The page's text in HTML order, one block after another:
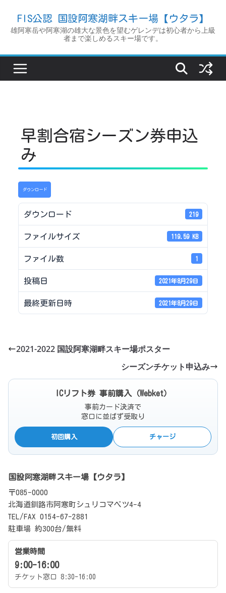
FIS公認 国設阿寒湖畔スキー場【ウタラ】
雄阿寒岳や阿寒湖の雄大な景色を望むゲレンデは初心者から上級
者まで楽しめるスキー場です。
早割合宿シーズン券申込
み
ダウンロード
ダウンロード 219
ファイルサイズ 119.59 KB
ファイル数 1
投稿日 2021年8月29日
最終更新日時 2021年8月29日
2021-2022 国設阿寒湖畔スキー場ポスター
シーズンチケット申込み
ICリフト券 事前購入（Webket）
事前カード決済で
窓口に並ばず受取り
初回購入 チャージ
国設阿寒湖畔スキー場【ウタラ】
〒085-0000
北海道釧路市阿寒町シュリコマベツ4-4
TEL/FAX 0154-67-2881
駐車場 約300台/無料
営業時間
9:00-16:00
チケット窓口 8:30-16:00